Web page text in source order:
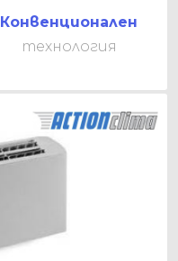
Конвенционален
технология